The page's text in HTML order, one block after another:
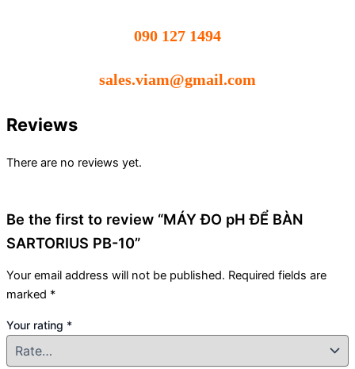
090 127 1494
sales.viam@gmail.com
Reviews
There are no reviews yet.
Be the first to review “MÁY ĐO pH ĐỂ BÀN
SARTORIUS PB-10”
Your email address will not be published. Required fields are
marked *
Your rating *